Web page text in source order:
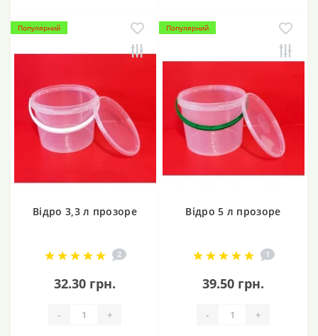
Популярний
Відро 3,3 л прозоре
2
32.30 грн.
- +
Популярний
Відро 5 л прозоре
1
39.50 грн.
- +